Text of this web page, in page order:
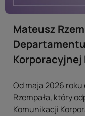
Mateusz
Korporacyjnej
Od maja 2026 roku
Rzempała, który
Komunikacji